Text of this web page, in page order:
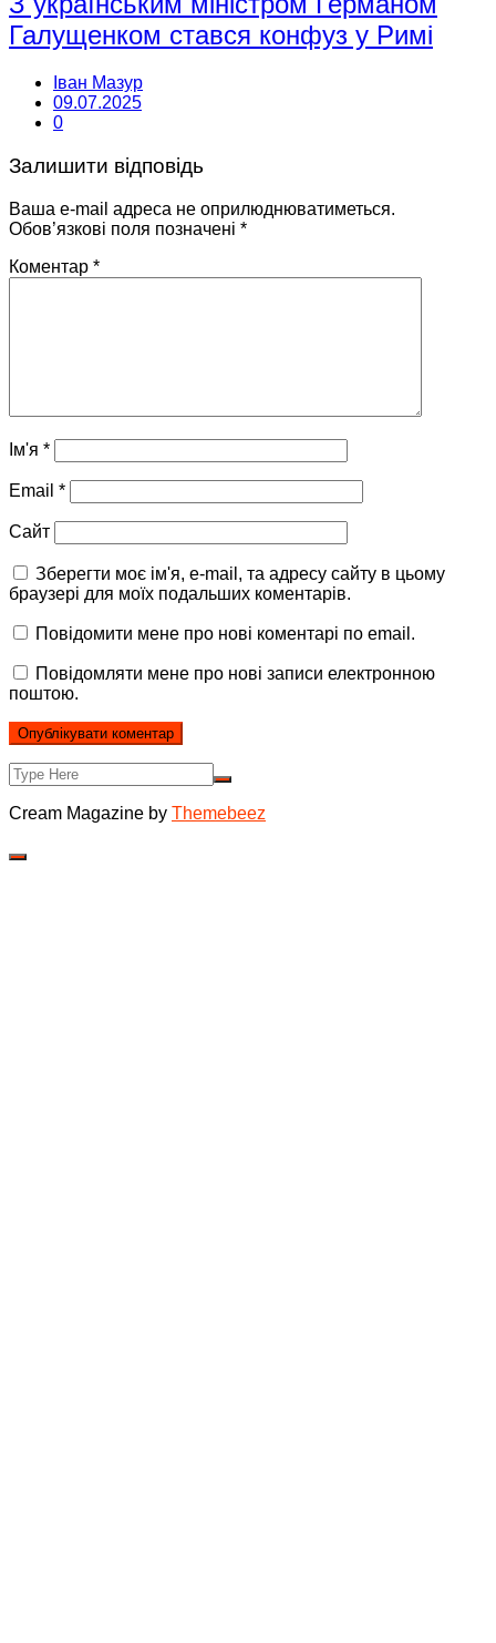
Галущенком стався конфуз у Римі
Іван Мазур
09.07.2025
0
Залишити відповідь
Ваша e-mail адреса не оприлюднюватиметься.
Обов’язкові поля позначені *
Коментар *
Ім'я *
Email *
Сайт
Зберегти моє ім'я, e-mail, та адресу сайту в цьому
браузері для моїх подальших коментарів.
Повідомити мене про нові коментарі по email.
Повідомляти мене про нові записи електронною
поштою.
Cream Magazine by Themebeez